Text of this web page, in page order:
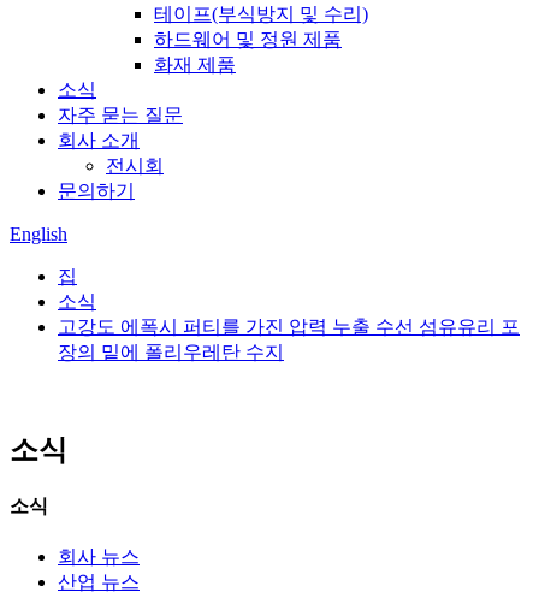
테이프(부식방지 및 수리)
하드웨어 및 정원 제품
화재 제품
소식
자주 묻는 질문
회사 소개
전시회
문의하기
English
집
소식
고강도 에폭시 퍼티를 가진 압력 누출 수선 섬유유리 포
장의 밑에 폴리우레탄 수지
소식
소식
회사 뉴스
산업 뉴스